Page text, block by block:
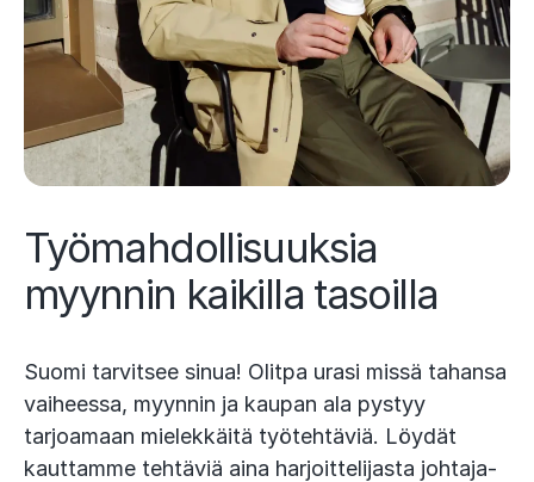
Työmahdollisuuksia
myynnin kaikilla tasoilla
Suomi tarvitsee sinua! Olitpa urasi missä tahansa
vaiheessa, myynnin ja kaupan ala pystyy
tarjoamaan mielekkäitä työtehtäviä. Löydät
kauttamme tehtäviä aina harjoittelijasta johtaja-